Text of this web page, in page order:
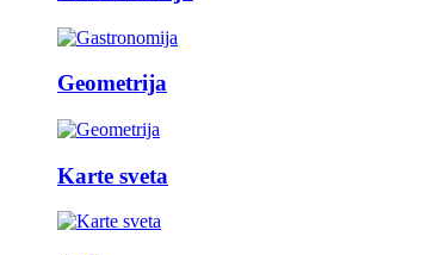
Geometrija
Karte sveta